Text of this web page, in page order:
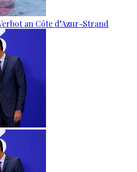
an Côte d’Azur-Strand